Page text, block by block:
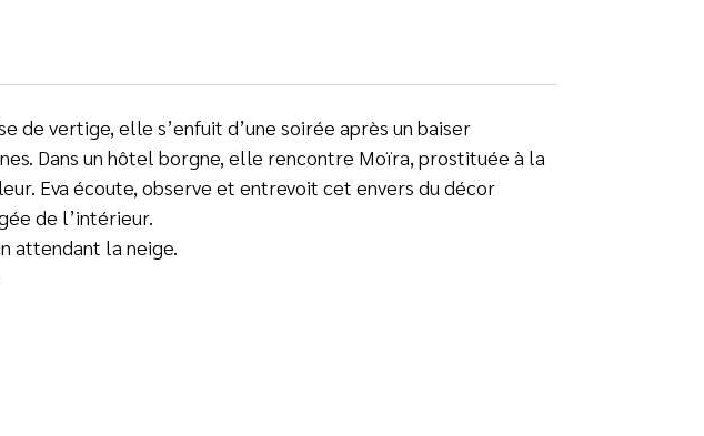
de vertige, elle s’enfuit d’une soirée après un baiser
Dans un hôtel borgne, elle rencontre Moïra, prostituée à la
Eva écoute, observe et entrevoit cet envers du décor
de l’intérieur.
attendant la neige.